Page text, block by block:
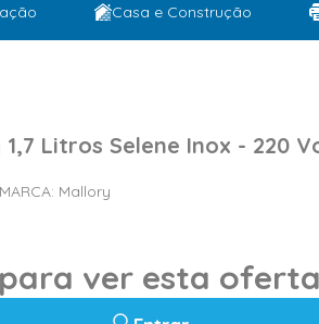
Casa e Construção
Litros Selene Inox - 220
MARCA: Mallory
ver esta oferta